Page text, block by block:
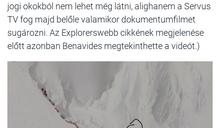
jogi okokból nem lehet még látni, alighanem a Servus
TV fog majd belőle valamikor dokumentumfilmet
sugározni. Az Explorerswebb cikkének megjelenése
előtt azonban Benavides megtekinthette a videót.)